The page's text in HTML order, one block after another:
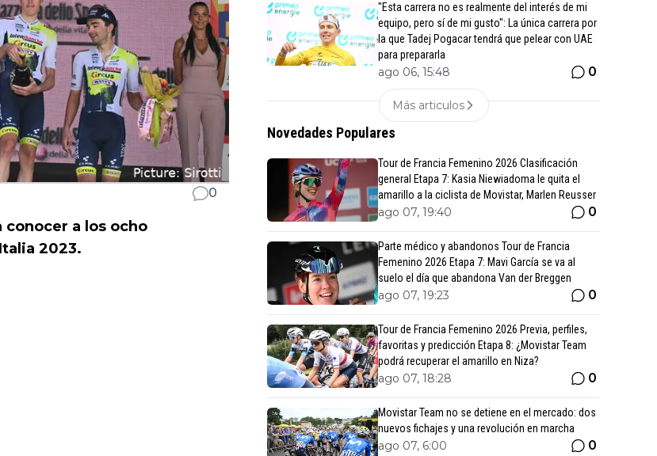
0
a los ocho
2023.
"Esta carrera no es realmente del interés de mi
equipo, pero sí de mi gusto": La única carrera por
la que Tadej Pogacar tendrá que pelear con UAE
para prepararla
ago 06, 15:48 0
Más articulos
Novedades Populares
Tour de Francia Femenino 2026 Clasificación
general Etapa 7: Kasia Niewiadoma le quita el
amarillo a la ciclista de Movistar, Marlen Reusser
ago 07, 19:40 0
Parte médico y abandonos Tour de Francia
Femenino 2026 Etapa 7: Mavi García se va al
suelo el día que abandona Van der Breggen
ago 07, 19:23 0
Tour de Francia Femenino 2026 Previa, perfiles,
favoritas y predicción Etapa 8: ¿Movistar Team
podrá recuperar el amarillo en Niza?
ago 07, 18:28 0
Movistar Team no se detiene en el mercado: dos
nuevos fichajes y una revolución en marcha
ago 07, 6:00 0